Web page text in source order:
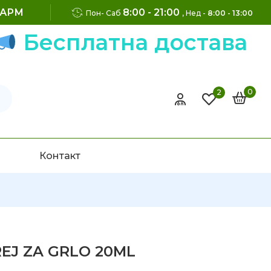
Пон- Саб 8:00 - 21:00 , Нед - 8:00 - 13:00
достава на
2 0
Контакт
ZA GRLO 20ML